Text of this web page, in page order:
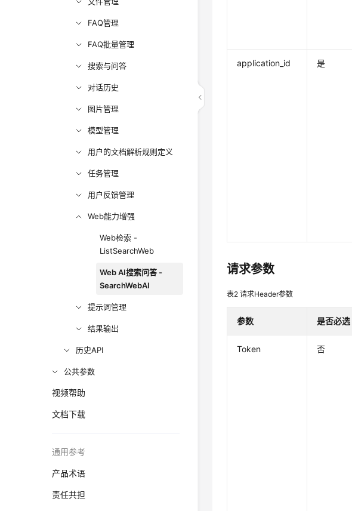
FAQ管理
FAQ批量管理
搜索与问答
对话历史
图片管理
模型管理
用户的文档解析规则定义
任务管理
用户反馈管理
Web能力增强
Web检索 -
ListSearchWeb
Web AI搜索问答 -
SearchWebAI
提示词管理
结果输出
历史API
公共参数
视频帮助
文档下载
通用参考
产品术语
责任共担
application_id 是
请求参数
表2请求Header参数
参数 是否必选
Token 否